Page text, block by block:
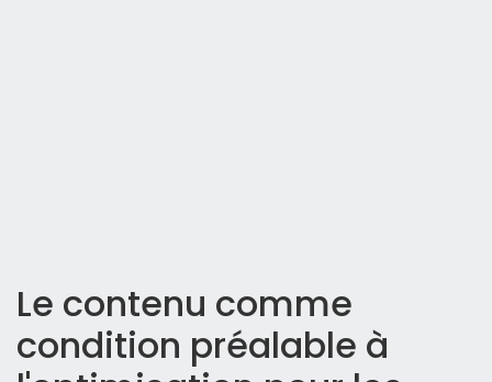
Le contenu comme
condition préalable à